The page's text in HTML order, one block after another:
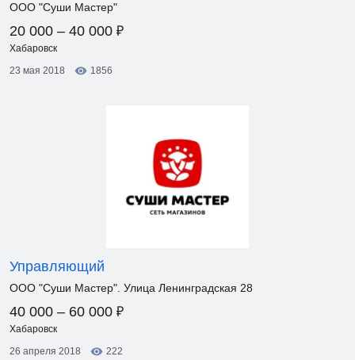
ООО "Суши Мастер"
20 000 – 40 000 ₽
Хабаровск
23 мая 2018
1856
Управляющий
ООО "Суши Мастер". Улица Ленинградская 28
40 000 – 60 000 ₽
Хабаровск
26 апреля 2018
222